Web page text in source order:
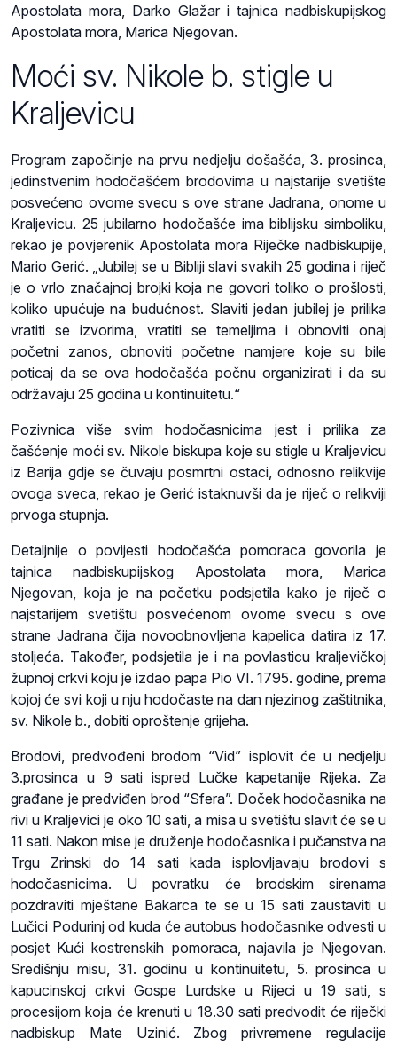
Apostolata mora, Darko Glažar i tajnica nadbiskupijskog
Apostolata mora, Marica Njegovan.
Moći sv. Nikole b. stigle u
Kraljevicu
Program započinje na prvu nedjelju došašća, 3. prosinca,
jedinstvenim hodočašćem brodovima u najstarije svetište
posvećeno ovome svecu s ove strane Jadrana, onome u
Kraljevicu. 25 jubilarno hodočašće ima biblijsku simboliku,
rekao je povjerenik Apostolata mora Riječke nadbiskupije,
Mario Gerić. „Jubilej se u Bibliji slavi svakih 25 godina i riječ
je o vrlo značajnoj brojki koja ne govori toliko o prošlosti,
koliko upućuje na budućnost. Slaviti jedan jubilej je prilika
vratiti se izvorima, vratiti se temeljima i obnoviti onaj
početni zanos, obnoviti početne namjere koje su bile
poticaj da se ova hodočašća počnu organizirati i da su
održavaju 25 godina u kontinuitetu.“
Pozivnica više svim hodočasnicima jest i prilika za
čašćenje moći sv. Nikole biskupa koje su stigle u Kraljevicu
iz Barija gdje se čuvaju posmrtni ostaci, odnosno relikvije
ovoga sveca, rekao je Gerić istaknuvši da je riječ o relikviji
prvoga stupnja.
Detaljnije o povijesti hodočašća pomoraca govorila je
tajnica nadbiskupijskog Apostolata mora, Marica
Njegovan, koja je na početku podsjetila kako je riječ o
najstarijem svetištu posvećenom ovome svecu s ove
strane Jadrana čija novoobnovljena kapelica datira iz 17.
stoljeća. Također, podsjetila je i na povlasticu kraljevičkoj
župnoj crkvi koju je izdao papa Pio VI. 1795. godine, prema
kojoj će svi koji u nju hodočaste na dan njezinog zaštitnika,
sv. Nikole b., dobiti oproštenje grijeha.
Brodovi, predvođeni brodom “Vid” isplovit će u nedjelju
3.prosinca u 9 sati ispred Lučke kapetanije Rijeka. Za
građane je predviđen brod “Sfera”. Doček hodočasnika na
rivi u Kraljevici je oko 10 sati, a misa u svetištu slavit će se u
11 sati. Nakon mise je druženje hodočasnika i pučanstva na
Trgu Zrinski do 14 sati kada isplovljavaju brodovi s
hodočasnicima. U povratku će brodskim sirenama
pozdraviti mještane Bakarca te se u 15 sati zaustaviti u
Lučici Podurinj od kuda će autobus hodočasnike odvesti u
posjet Kući kostrenskih pomoraca, najavila je Njegovan.
Središnju misu, 31. godinu u kontinuitetu, 5. prosinca u
kapucinskoj crkvi Gospe Lurdske u Rijeci u 19 sati, s
procesijom koja će krenuti u 18.30 sati predvodit će riječki
nadbiskup Mate Uzinić. Zbog privremene regulacije